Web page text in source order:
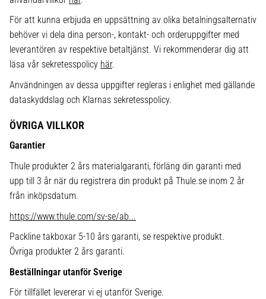
För att kunna erbjuda en uppsättning av olika betalningsalternativ
behöver vi dela dina person-, kontakt- och orderuppgifter med
leverantören av respektive betaltjänst. Vi rekommenderar dig att
läsa vår sekretesspolicy här.
Användningen av dessa uppgifter regleras i enlighet med gällande
dataskyddslag och Klarnas sekretesspolicy.
ÖVRIGA VILLKOR
Garantier
Thule produkter 2 års materialgaranti, förläng din garanti med
upp till 3 år när du registrera din produkt på Thule.se inom 2 år
från inköpsdatum.
https://www.thule.com/sv-se/ab...
Packline takboxar 5-10 års garanti, se respektive produkt.
Övriga produkter 2 års garanti.
Beställningar utanför Sverige
För tillfället levererar vi ej utanför Sverige.